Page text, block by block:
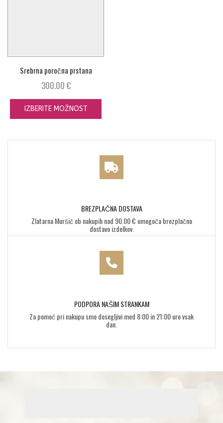
Srebrna poročna prstana
SP0028
300.00 €
IZBERITE MOŽNOST
BREZPLAČNA DOSTAVA
Zlatarna Muršič ob nakupih nad 90.00 € omogoča brezplačno
dostavo izdelkov.
PODPORA NAŠIM STRANKAM
Za pomoč pri nakupu smo dosegljivi med 8:00 in 21:00 uro vsak
dan.